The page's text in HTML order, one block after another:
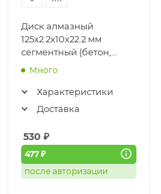
Диск алмазный
125x2.2x10x22.2 мм
сегментный (бетон,
кирпич) Профи Diam
Много
Характеристики
Доставка
530 ₽
477 ₽
после авторизации